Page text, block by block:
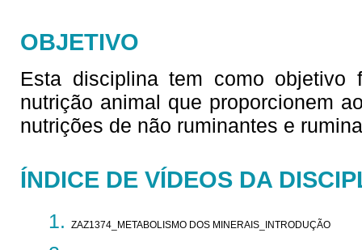
OBJETIVO
Esta disciplina tem como objetivo
nutrição animal que proporcionem
nutrições de não ruminantes e
ÍNDICE DE VÍDEOS DA
ZAZ1374_METABOLISMO DOS MINERAIS_INTRODUÇÃO